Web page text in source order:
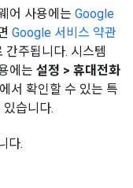
어 사용에는 Google
Google 서비스 약관
간주됩니다. 시스템
에는 설정 > 휴대전화
서 확인할 수 있는 특
습니다.
다.